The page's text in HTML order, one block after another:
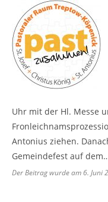
Uhr mit der Hl. Messe
Antonius ziehen.
Gemeindefest auf
Der Beitrag wurde am6. Juni